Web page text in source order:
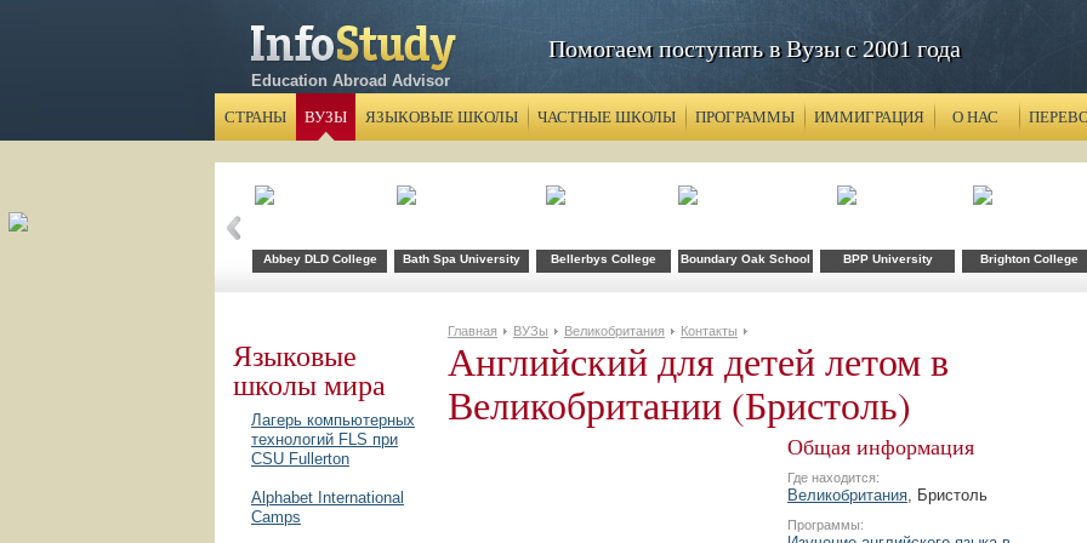
Education Abroad Advisor
Помогаем поступать в Вузы с 2001 года
СТРАНЫ ВУЗЫ ЯЗЫКОВЫЕ ШКОЛЫ ЧАСТНЫЕ ШКОЛЫ ПРОГРАММЫ ИММИГРАЦИЯ О НАС
Abbey DLD College Bath Spa University Bellerbys College Boundary Oak School BPP University Brighton College
Языковые
школы мира
Лагерь компьютерных
технологий FLS при
CSU Fullerton
Alphabet International
Camps
Главная ВУЗы Великобритания Контакты
Английский для детей летом в
Великобритании (Бристоль)
Общая информация
Где находится:
Великобритания, Бристоль
Программы: